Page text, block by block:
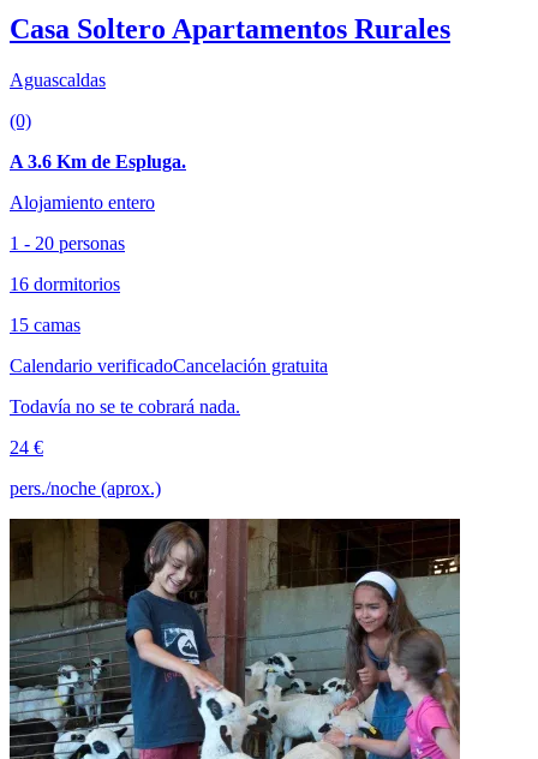
Casa Soltero Apartamentos Rurales
Aguascaldas
(0)
A 3.6 Km de Espluga.
Alojamiento entero
1 - 20 personas
16 dormitorios
15 camas
Calendario verificadoCancelación gratuita
Todavía no se te cobrará nada.
24 €
pers./noche (aprox.)